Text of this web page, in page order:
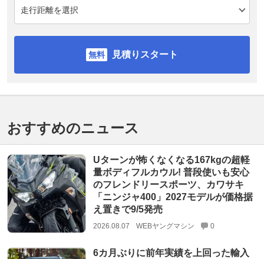
見積りスタート
おすすめのニュース
Uターンが怖くなくなる167kgの超軽
量ボディフルカウル! 普段使いも安心
のフレンドリースポーツ、カワサキ
「ニンジャ400」2027モデルが価格据
え置きで9/5発売
2026.08.07 WEBヤングマシン 0
6カ月ぶりに前年実績を上回った輸入